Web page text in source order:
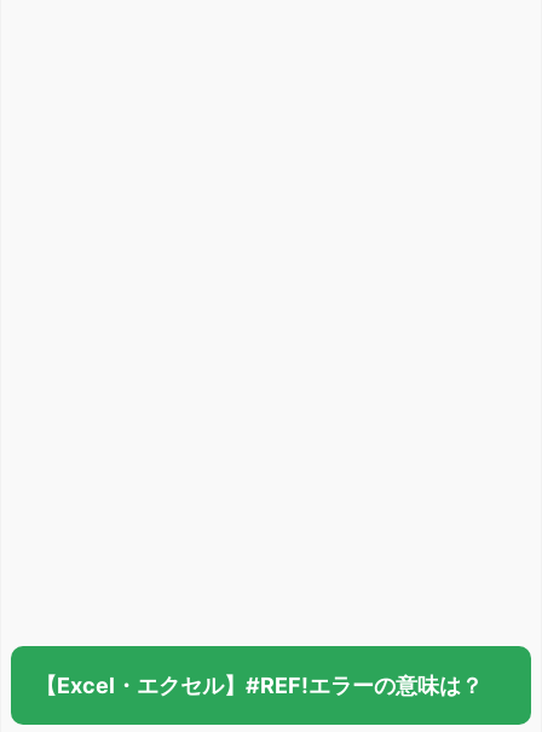
【Excel・エクセル】#REF!エラーの意味は？